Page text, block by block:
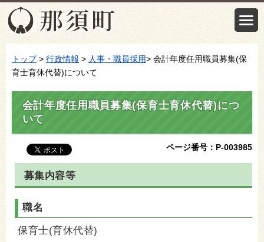
トップ> 行政情報 > 人事・職員採用> 会計年度任用職員募集(保
育士育休代替)について
会計年度任用職員募集(保育士育休代替)につ
いて
ページ番号：P-003985
募集内容等
職名
保育士(育休代替)